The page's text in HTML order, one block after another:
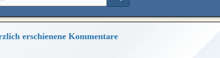
erschienene Kommentare